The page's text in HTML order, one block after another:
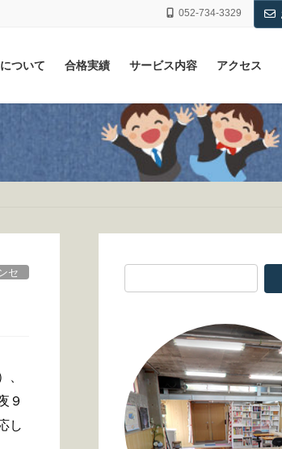
052-734-3329
ついて 合格実績 サービス内容 アクセス
セ
、
９
し